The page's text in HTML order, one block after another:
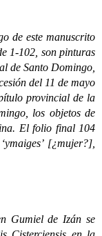
este manuscrito
1-102, son pinturas
de Santo Domingo,
del 11 de mayo
provincial de la
los objetos de
El folio final 104
[¿mujer?],
de Izán se